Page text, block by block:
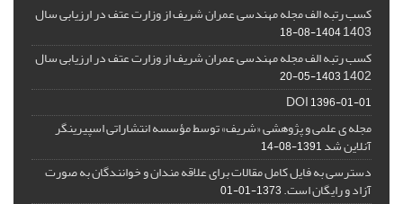
کسب رتبه الف مجله مهندسی عمران شریف از وزارت عتف در ارزیابی سال
1403
1404-08-18
کسب رتبه الف مجله مهندسی عمران شریف از وزارت عتف در ارزیابی سال
1402
1403-05-20
DOI1396-01-01
مجله ی علمی و پژوهشی «شریف» توسط مؤسسه انتشاراتی اسپیرینگر
آنلاین شد1391-08-14
دسترسی به فایل کامل مقالات برای علاقه مندان و خوانندگان به صورت
آزاد و رایگان است.1373-01-01